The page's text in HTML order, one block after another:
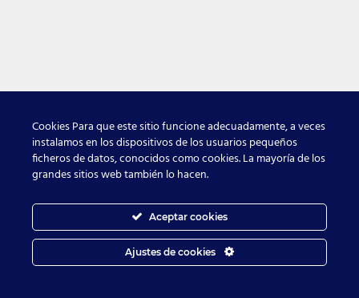
Cookies Para que este sitio funcione adecuadamente, a veces
instalamos en los dispositivos de los usuarios pequeños
ficheros de datos, conocidos como cookies. La mayoría de los
grandes sitios web también lo hacen.
Aceptar cookies
Ajustes de cookies